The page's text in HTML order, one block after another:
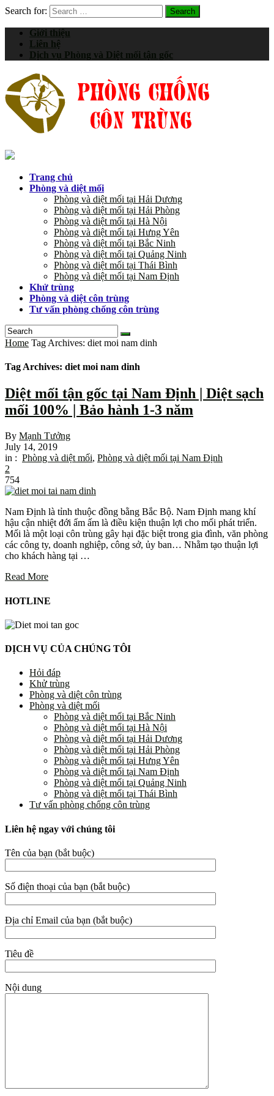
Search for:
Giới thiệu
Liên hệ
Dịch vụ Phòng và Diệt mối tận gốc
Trang chủ
Phòng và diệt mối
Phòng và diệt mối tại Hải Dương
Phòng và diệt mối tại Hải Phòng
Phòng và diệt mối tại Hà Nội
Phòng và diệt mối tại Hưng Yên
Phòng và diệt mối tại Bắc Ninh
Phòng và diệt mối tại Quảng Ninh
Phòng và diệt mối tại Thái Bình
Phòng và diệt mối tại Nam Định
Khử trùng
Phòng và diệt côn trùng
Tư vấn phòng chống côn trùng
Home Tag Archives: diet moi nam dinh
Tag Archives: diet moi nam dinh
Diệt mối tận gốc tại Nam Định | Diệt sạch
mối 100% | Bảo hành 1-3 năm
By Mạnh Tưởng
July 14, 2019
in : Phòng và diệt mối, Phòng và diệt mối tại Nam Định
2
754
Nam Định là tỉnh thuộc đồng bằng Bắc Bộ. Nam Định mang khí
hậu cận nhiệt đới ẩm ấm là điều kiện thuận lợi cho mối phát triển.
Mối là một loại côn trùng gây hại đặc biệt trong gia đình, văn phòng
các công ty, doanh nghiệp, công sở, ủy ban… Nhằm tạo thuận lợi
cho khách hàng tại …
Read More
HOTLINE
DỊCH VỤ CỦA CHÚNG TÔI
Hỏi đáp
Khử trùng
Phòng và diệt côn trùng
Phòng và diệt mối
Phòng và diệt mối tại Bắc Ninh
Phòng và diệt mối tại Hà Nội
Phòng và diệt mối tại Hải Dương
Phòng và diệt mối tại Hải Phòng
Phòng và diệt mối tại Hưng Yên
Phòng và diệt mối tại Nam Định
Phòng và diệt mối tại Quảng Ninh
Phòng và diệt mối tại Thái Bình
Tư vấn phòng chống côn trùng
Liên hệ ngay với chúng tôi
Tên của bạn (bắt buộc)
Số điện thoại của bạn (bắt buộc)
Địa chỉ Email của bạn (bắt buộc)
Tiêu đề
Nội dung